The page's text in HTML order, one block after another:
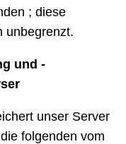
; diese
unbegrenzt.
und -
unser Server
folgenden vom